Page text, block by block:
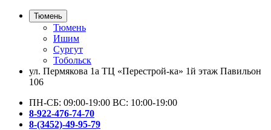
Тюмень
Тюмень
Ишим
Сургут
Тобольск
ул. Пермякова 1а ТЦ «Перестрой-ка» 1й этаж Павильон
106
ПН-СБ: 09:00-19:00 ВС: 10:00-19:00
8-922-476-74-70
8-(3452)-49-95-79